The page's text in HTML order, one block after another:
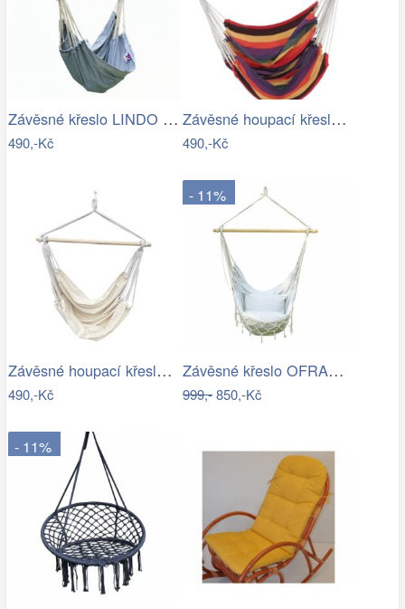
Závěsné křeslo LINDO NEW Tempo Kondela
490,-Kč
Závěsné houpací křeslo Cozyz pásek…
490,-Kč
Závěsné houpací křeslo Cozyz béžová
490,-Kč
- 11%
Závěsné křeslo OFRAME Tempo Kondela
999,-850,-Kč
- 11%